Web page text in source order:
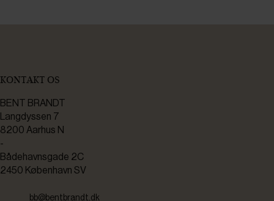
KONTAKT OS
BENT BRANDT
Langdyssen 7
8200 Aarhus N
-
Bådehavnsgade 2C
2450 København SV
bb@bentbrandt.dk